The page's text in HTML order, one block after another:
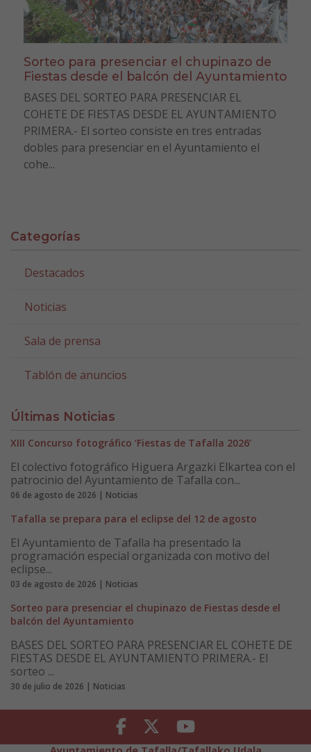
Sorteo para presenciar el chupinazo de
Fiestas desde el balcón del Ayuntamiento
BASES DEL SORTEO PARA PRESENCIAR EL
COHETE DE FIESTAS DESDE EL AYUNTAMIENTO
PRIMERA.- El sorteo consiste en tres entradas
dobles para presenciar en el Ayuntamiento el
cohe...
Categorías
Destacados
Noticias
Sala de prensa
Tablón de anuncios
Últimas Noticias
XIII Concurso fotográfico ‘Fiestas de Tafalla 2026’
El colectivo fotográfico Higuera Argazki Elkartea con el
patrocinio del Ayuntamiento de Tafalla con...
06 de agosto de 2026 | Noticias
Tafalla se prepara para el eclipse del 12 de agosto
El Ayuntamiento de Tafalla ha presentado la
programación especial organizada con motivo del
eclipse...
03 de agosto de 2026 | Noticias
Sorteo para presenciar el chupinazo de Fiestas desde el
balcón del Ayuntamiento
BASES DEL SORTEO PARA PRESENCIAR EL COHETE DE
FIESTAS DESDE EL AYUNTAMIENTO PRIMERA.- El
sorteo ...
30 de julio de 2026 | Noticias
Facebook Twitter Youtube